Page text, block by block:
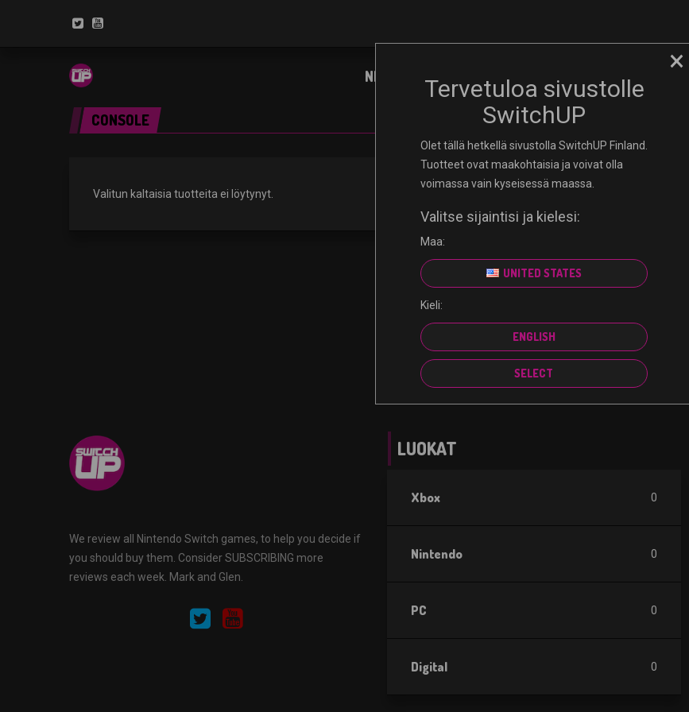
×
Tervetuloa sivustolle
SwitchUP
Olet tällä hetkellä sivustolla SwitchUP Finland.
Tuotteet ovat maakohtaisia ​​ja voivat olla
voimassa vain kyseisessä maassa.
Valitse sijaintisi ja kielesi:
Maa:
UNITED STATES
Kieli:
ENGLISH
SELECT
NINTENDO XBOX PLAYSTATION
CONSOLE
Valitun kaltaisia tuotteita ei löytynyt.
We review all Nintendo Switch games, to help you decide if
you should buy them. Consider SUBSCRIBING more
reviews each week. Mark and Glen.
LUOKAT
Xbox 0
Nintendo 0
PC 0
Digital 0